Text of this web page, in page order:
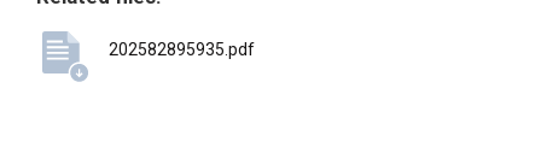
202582895935.pdf